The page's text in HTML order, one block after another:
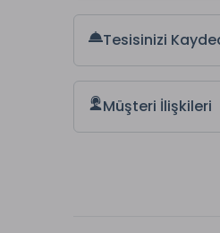
Tesisinizi
Müşteri İlişkileri